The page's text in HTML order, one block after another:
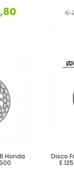
€
Honda Disco
E